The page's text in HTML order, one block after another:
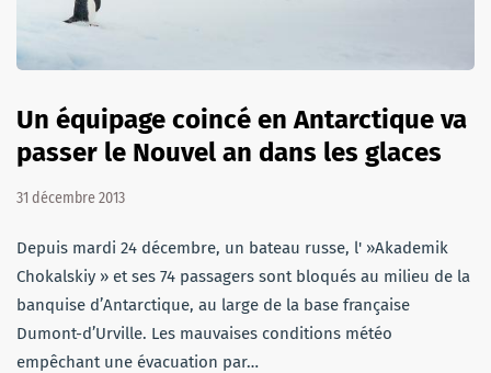
Un équipage coincé en Antarctique va
passer le Nouvel an dans les glaces
31 décembre 2013
Depuis mardi 24 décembre, un bateau russe, l' »Akademik
Chokalskiy » et ses 74 passagers sont bloqués au milieu de la
banquise d’Antarctique, au large de la base française
Dumont-d’Urville. Les mauvaises conditions météo
empêchant une évacuation par…